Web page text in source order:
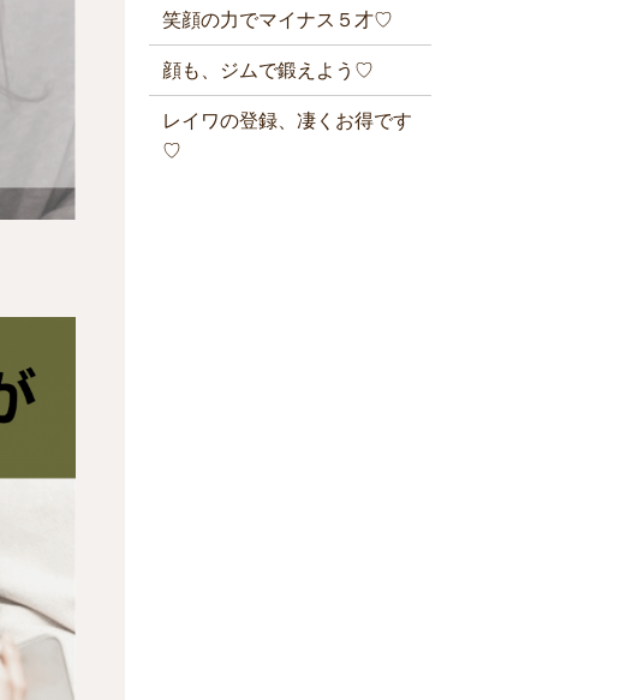
笑顔の力でマイナス５才♡
顔も、ジムで鍛えよう♡
レイワの登録、凄くお得です
♡